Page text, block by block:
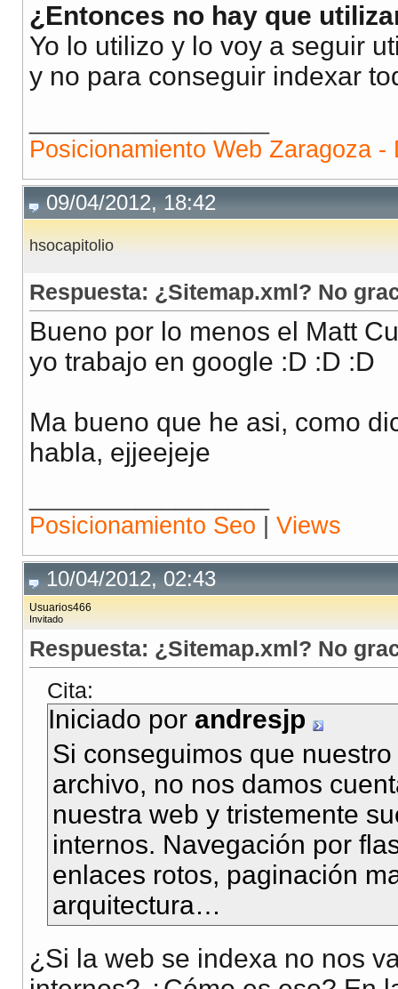
¿Entonces no hay que
Yo lo utilizo y lo voy a seguir
y no para conseguir indexar
Posicionamiento Web Zaragoza -
09/04/2012, 18:42
hsocapitolio
Respuesta: ¿Sitemap.xml? No
Bueno por lo menos el Matt
yo trabajo en google :D :D :D
Ma bueno que he asi, como
habla, ejjeejeje
Posicionamiento Seo | Views
10/04/2012, 02:43
Usuarios466
Invitado
Respuesta: ¿Sitemap.xml? No
Cita:
Iniciado por andresjp
Si conseguimos que
archivo, no nos damos
nuestra web y tristemente
internos. Navegación por
enlaces rotos, paginación
arquitectura…
¿Si la web se indexa no nos